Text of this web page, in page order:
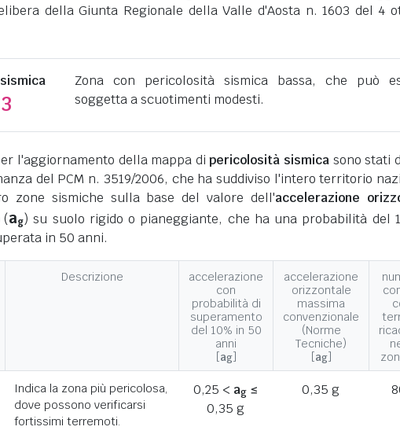
della Giunta Regionale della Valle d'Aosta n. 1603 del 4
3
Zona con pericolosità sismica bassa, che può
soggetta a scuotimenti modesti.
l'aggiornamento della mappa dipericolosità sismica sono stati
del PCM n. 3519/2006, che ha suddiviso l'intero territorio
zone sismiche sulla base del valore dell'accelerazione
(ag) su suolo rigido o pianeggiante, che ha una probabilità del
in 50 anni.
Descrizione
accelerazione
con
probabilità di
superamento
del 10% in 50
anni
[ag]
accelerazione
orizzontale
massima
convenzionale
(Norme
Tecniche)
[ag]
Indica la zona più pericolosa,
dove possono verificarsi
fortissimi terremoti.
0,25 < ag≤
0,35 g
0,35 g